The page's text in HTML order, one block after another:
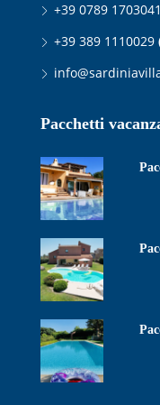
+39 0789 1703041
+39 389 1110029
Pacchetti